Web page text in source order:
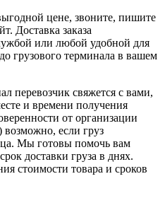
цене, звоните, пишите
Доставка заказа
или любой удобной для
грузового терминала в вашем
перевозчик свяжется с вами,
и времени получения
от организации
возможно, если груз
Мы готовы помочь вам
доставки груза в днях.
стоимости товара и сроков